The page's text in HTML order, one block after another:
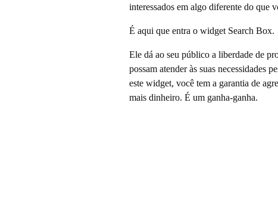
e
t
F
interessados em algo diferente do que
É aqui que entra o widget Search Box.
Ele dá ao seu público a liberdade de
possam atender às suas necessidades
este widget, você tem a garantia de
mais dinheiro. É um ganha-ganha.